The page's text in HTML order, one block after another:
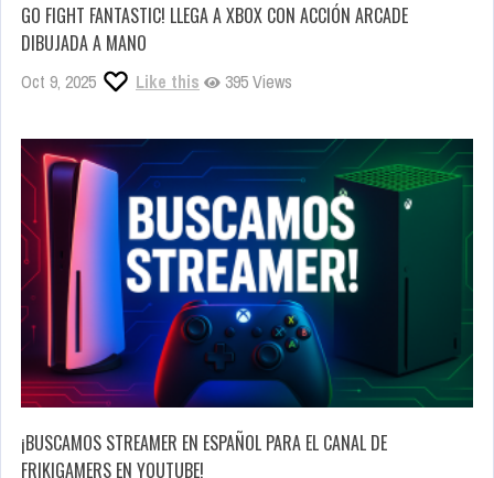
GO FIGHT FANTASTIC! LLEGA A XBOX CON ACCIÓN ARCADE
DIBUJADA A MANO
Oct 9, 2025 Like this 395 Views
¡BUSCAMOS STREAMER EN ESPAÑOL PARA EL CANAL DE
FRIKIGAMERS EN YOUTUBE!